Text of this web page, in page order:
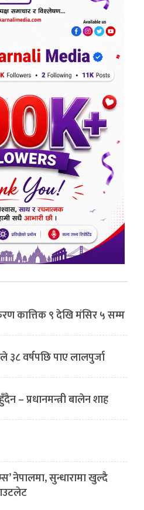
कात्तिक ९ देखि मंसिर ५ सम्म
३८ वर्षपछि पाए लालपुर्जा
– प्रधानमन्त्री बालेन शाह
नेपालमा, सुन्धारामा खुल्दै